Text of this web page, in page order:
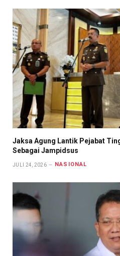
Jaksa Agung Lantik Pejabat
Sebagai Jampidsus
JULI 24, 2026 NASIONAL